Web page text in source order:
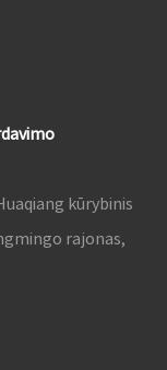
kūrybinis
rajonas,